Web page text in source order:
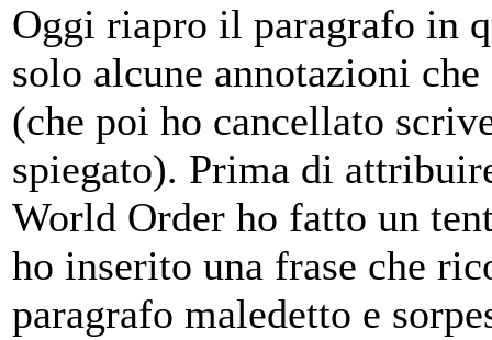
Oggi riapro il paragrafo in
solo alcune annotazioni
(che poi ho cancellato
spiegato). Prima di
World Order ho fatto un
ho inserito una frase che
paragrafo maledetto e